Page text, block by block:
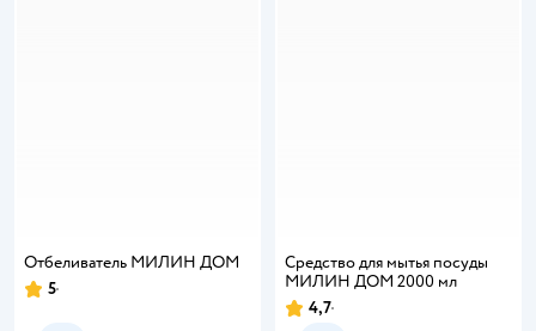
Отбеливатель МИЛИН ДОМ
Рейтинг:
5
Средство для мытья посуды
МИЛИН ДОМ 2000 мл
Рейтинг:
4,7